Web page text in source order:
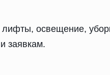
освещение,
заявкам.